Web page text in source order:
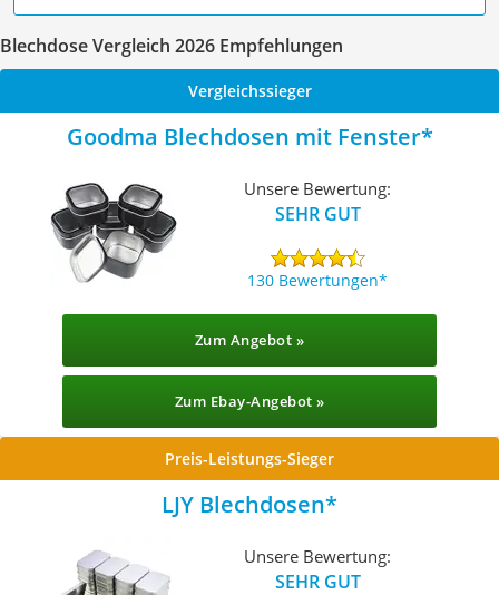
Blechdose Vergleich 2026 Empfehlungen
Vergleichssieger
Goodma Blechdosen mit Fenster
Unsere Bewertung:
SEHR GUT
130 Bewertungen
Zum Angebot »
Zum Ebay-Angebot »
Preis-Leistungs-Sieger
LJY Blechdosen
Unsere Bewertung:
SEHR GUT